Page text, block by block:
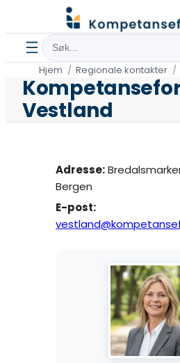
til
innhold Søk
Hjem Regionale kontakter
Vestland
Adresse:
Bergen
E-post: